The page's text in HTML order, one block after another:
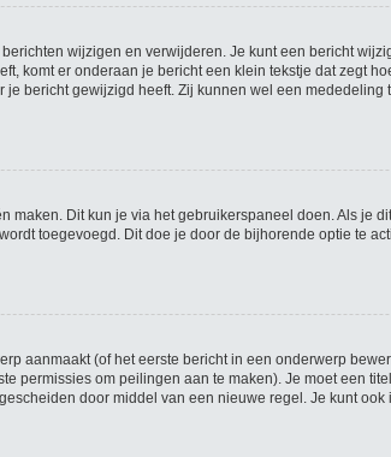
wijzigen en verwijderen. Je kunt een bericht
komt er onderaan je bericht een klein tekstje dat zegt
bericht gewijzigd heeft. Zij kunnen wel een
maken. Dit kun je via het gebruikerspaneel doen. Als je
toegevoegd. Dit doe je door de bijhorende optie te
aanmaakt (of het eerste bericht in een onderwerp
permissies om peilingen aan te maken). Je moet een
door middel van een nieuwe regel. Je kunt